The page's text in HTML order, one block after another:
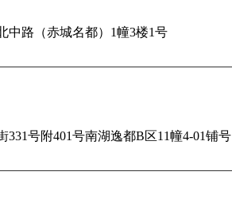
中路（赤城名都）1幢3楼1号
331号附401号南湖逸都B区11幢4-01铺号